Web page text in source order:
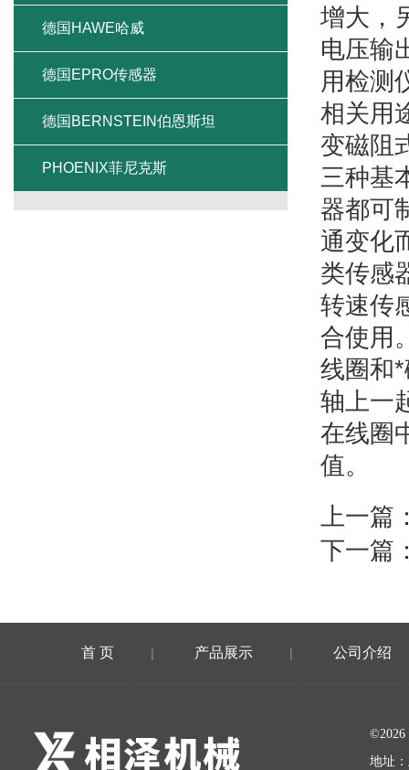
增大，
电压输
用检测
相关用
变磁阻
三种基
器都可
通变化
类传感
转速传
合使用
线圈和
轴上一
在线圈
值。
上一篇
下一篇
德国HAWE哈威
德国EPRO传感器
德国BERNSTEIN伯恩斯坦
PHOENIX菲尼克斯
首 页 | 产品展示 | 公司介绍
地址